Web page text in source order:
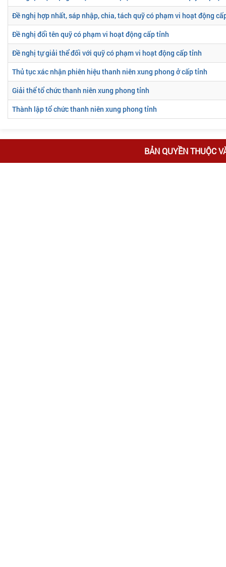
Đề nghị hợp nhất, sáp nhập, chia, tách quỹ có phạm vi hoạt động
Đề nghị đổi tên quỹ có phạm vi hoạt động cấp tỉnh
Đề nghị tự giải thể đối với quỹ có phạm vi hoạt động cấp tỉnh
Thủ tục xác nhận phiên hiệu thanh niên xung phong ở cấp tỉnh
Giải thể tổ chức thanh niên xung phong tỉnh
Thành lập tổ chức thanh niên xung phong tỉnh
BẢN QUYỀN THUỘC